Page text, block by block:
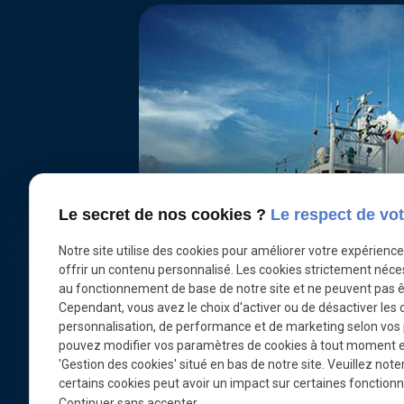
Cousteau était plus qu'un simple
besoin pour réaliser ses projets
Lire la suite
Le secret de nos cookies ? Le respect de
Notre site utilise des cookies pour améliorer votre
offrir un contenu personnalisé. Les cookies strictement
au fonctionnement de base de notre site et ne peuvent pas
Cependant, vous avez le choix d'activer ou de désactiver les
personnalisation, de performance et de marketing selon vos
pouvez modifier vos paramètres de cookies à tout moment
'Gestion des cookies' situé en bas de notre site. Veuillez
certains cookies peut avoir un impact sur certaines